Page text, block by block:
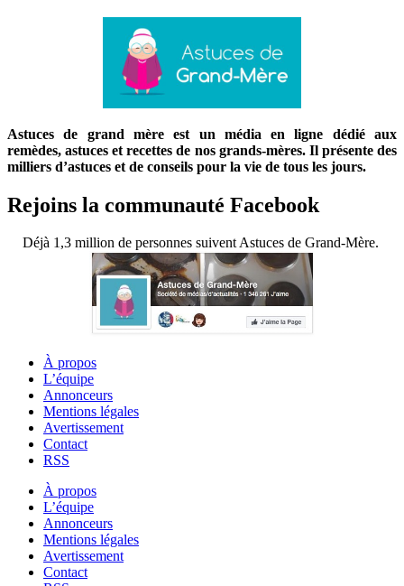
Astuces de grand mère est un média en ligne dédié aux
remèdes, astuces et recettes de nos grands-mères. Il présente des
milliers d’astuces et de conseils pour la vie de tous les jours.
Rejoins la communauté Facebook
Déjà 1,3 million de personnes suivent Astuces de Grand-Mère.
À propos
L’équipe
Annonceurs
Mentions légales
Avertissement
Contact
RSS
À propos
L’équipe
Annonceurs
Mentions légales
Avertissement
Contact